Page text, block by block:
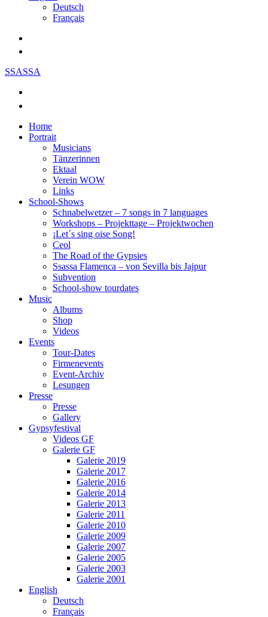
Deutsch
Français
SSASSA
Home
Portrait
Musicians
Tänzerinnen
Ektaal
Verein WOW
Links
School-Shows
Schnabelwetzer – 7 songs in 7 languages
Workshops – Projekttage – Projektwochen
¡Let´s sing oise Song!
Ceol
The Road of the Gypsies
Ssassa Flamenca – von Sevilla bis Jajpur
Subvention
School-show tourdates
Music
Albums
Shop
Videos
Events
Tour-Dates
Firmenevents
Event-Archiv
Lesungen
Presse
Presse
Gallery
Gypsyfestival
Videos GF
Galerie GF
Galerie 2019
Galerie 2017
Galerie 2016
Galerie 2014
Galerie 2013
Galerie 2011
Galerie 2010
Galerie 2009
Galerie 2007
Galerie 2005
Galerie 2003
Galerie 2001
English
Deutsch
Français